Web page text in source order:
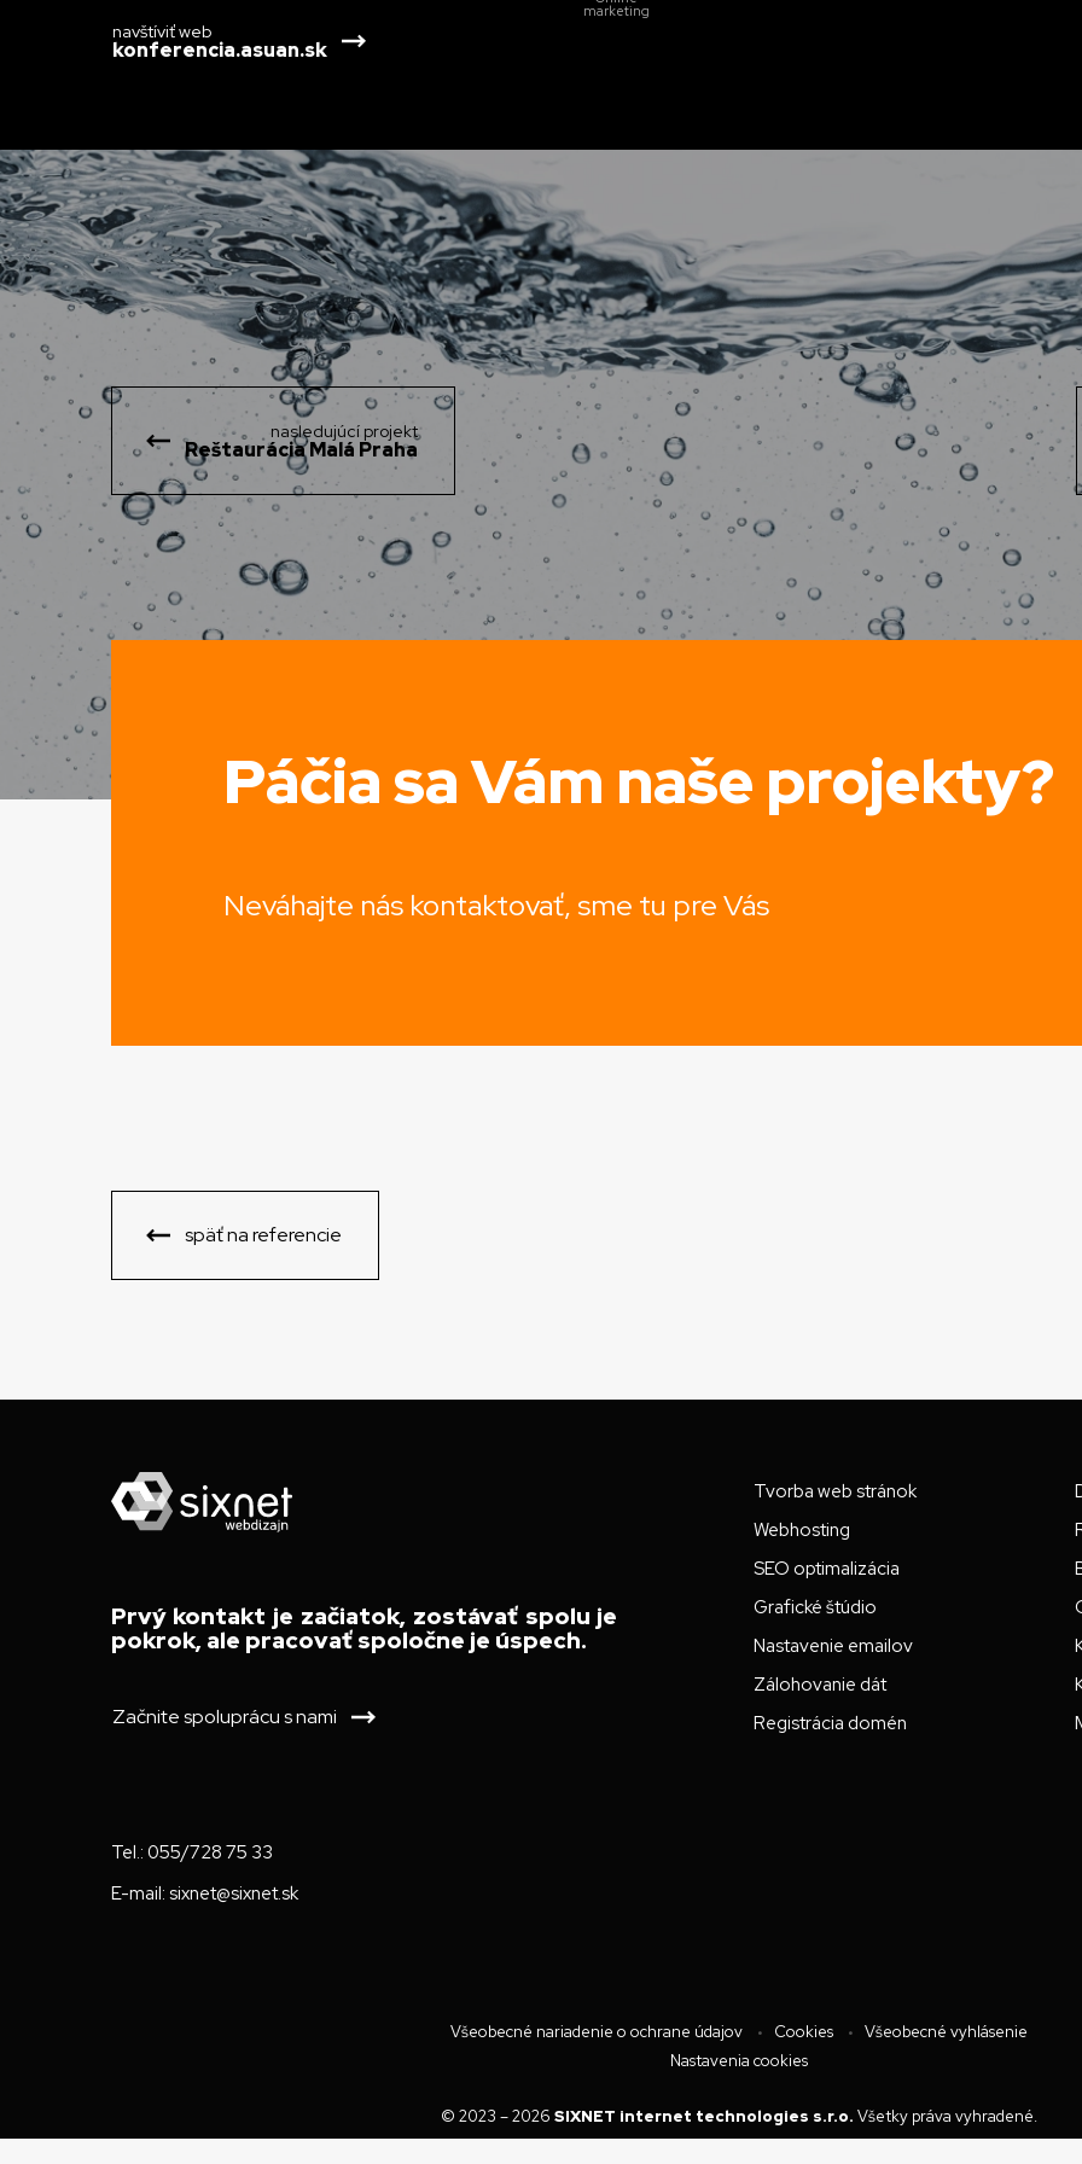
navštíviť web
konferencia.asuan.sk
marketing
nasledujúcí projekt
Reštaurácia Malá Praha
Páčia sa Vám naše projekty?
Neváhajte nás kontaktovať, sme tu pre Vás
späť na referencie
Prvý kontakt je začiatok, zostávať spolu je
pokrok, ale pracovať spoločne je úspech.
Začnite spoluprácu s nami
Tel.:055/728 75 33
E-mail:sixnet@sixnet.sk
Tvorba web stránok
Webhosting
SEO optimalizácia
Grafické štúdio
Nastavenie emailov
Zálohovanie dát
Registrácia domén
Všeobecné nariadenie o ochrane údajov Cookies
Všeobecné vyhlásenie
Nastavenia cookies
© 2023 – 2026 SIXNET internet technologies s.r.o. Všetky práva vyhradené.